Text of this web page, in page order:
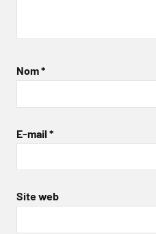
Nom*
E-mail *
Site web